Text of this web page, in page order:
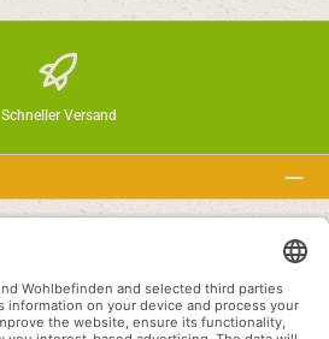
Schneller Versand